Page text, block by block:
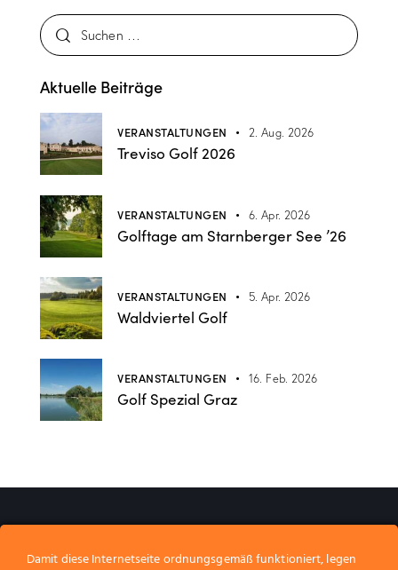
Aktuelle Beiträge
VERANSTALTUNGEN 2. Aug. 2026
Treviso Golf 2026
VERANSTALTUNGEN 6. Apr. 2026
Golftage am Starnberger See ’26
VERANSTALTUNGEN 5. Apr. 2026
Waldviertel Golf
VERANSTALTUNGEN 16. Feb. 2026
Golf Spezial Graz
Wir freuen uns auf Sie!_
Damit diese Internetseite ordnungsgemäß funktioniert, legen